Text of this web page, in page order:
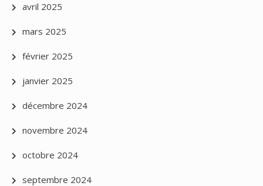
avril 2025
mars 2025
février 2025
janvier 2025
décembre 2024
novembre 2024
octobre 2024
septembre 2024